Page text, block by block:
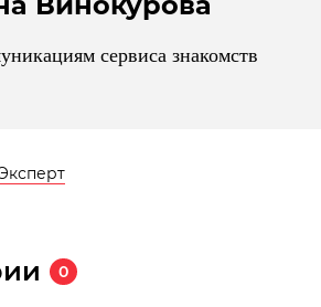
сервиса знакомств
0